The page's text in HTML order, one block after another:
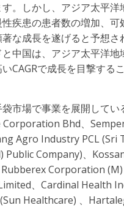
。しかし、アジア太平洋
疾患の患者数の増加、可
な成長を遂げると予想さ
中国は、アジア太平洋地
CAGRで成長を目撃する
市場で事業を展開してい
Corporation Bhd、
Agro Industry PCL (Sri
Public Company)、
Corporation (M)
、Cardinal Health Inc
Healthcare) 、